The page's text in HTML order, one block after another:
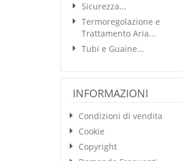
Sicurezza...
Termoregolazione e
Trattamento Aria...
Tubi e Guaine...
INFORMAZIONI
Condizioni di vendita
Cookie
Copyright